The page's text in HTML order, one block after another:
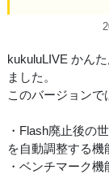
kukuluLIVE かん
ました。
このバージョンで
・Flash廃止後の
を自動調整する機
・ベンチマーク